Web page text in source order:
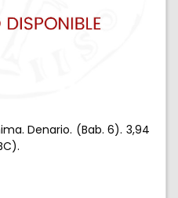
Denario. (Bab. 6). 3,94